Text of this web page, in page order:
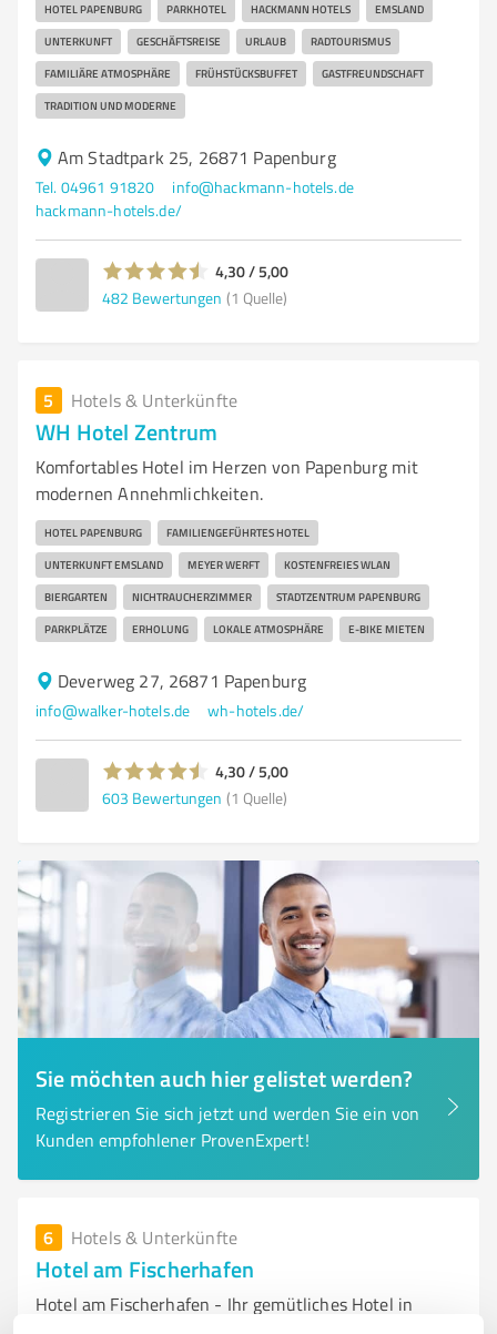
HOTEL PAPENBURG PARKHOTEL HACKMANN HOTELS EMSLAND
UNTERKUNFT GESCHÄFTSREISE URLAUB RADTOURISMUS
FAMILIÄRE ATMOSPHÄRE FRÜHSTÜCKSBUFFET GASTFREUNDSCHAFT
TRADITION UND MODERNE
Am Stadtpark 25, 26871 Papenburg
Tel. 04961 91820
info@hackmann-hotels.de
hackmann-hotels.de/
4,30 / 5,00
482 Bewertungen (1 Quelle)
5 Hotels & Unterkünfte
WH Hotel Zentrum
Komfortables Hotel im Herzen von Papenburg mit
modernen Annehmlichkeiten.
HOTEL PAPENBURG FAMILIENGEFÜHRTES HOTEL
UNTERKUNFT EMSLAND MEYER WERFT KOSTENFREIES WLAN
BIERGARTEN NICHTRAUCHERZIMMER STADTZENTRUM PAPENBURG
PARKPLÄTZE ERHOLUNG LOKALE ATMOSPHÄRE E-BIKE MIETEN
Deverweg 27, 26871 Papenburg
info@walker-hotels.de wh-hotels.de/
4,30 / 5,00
603 Bewertungen (1 Quelle)
Sie möchten auch hier gelistet werden?
Registrieren Sie sich jetzt und werden Sie ein von
Kunden empfohlener ProvenExpert!
6 Hotels & Unterkünfte
Hotel am Fischerhafen
Hotel am Fischerhafen - Ihr gemütliches Hotel in